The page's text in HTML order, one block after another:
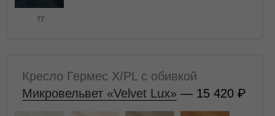
77
Кресло Гермес X/PL с обивкой
Микровельвет «Velvet Lux» — 15 420